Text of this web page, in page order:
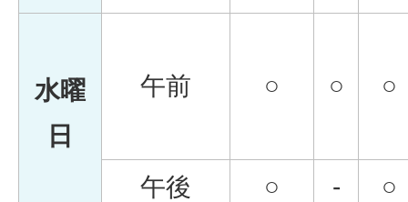
水曜
日
午前 ○ ○ ○
午後 ○ - ○